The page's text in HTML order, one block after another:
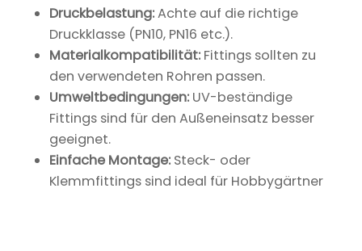
Druckbelastung:Achte auf die richtige
Druckklasse (PN10, PN16 etc.).
Materialkompatibilität:Fittings sollten zu
den verwendeten Rohren passen.
Umweltbedingungen:UV-beständige
Fittings sind für den Außeneinsatz besser
geeignet.
Einfache Montage:Steck- oder
Klemmfittings sind ideal für Hobbygärtner